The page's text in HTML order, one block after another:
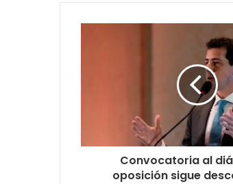
Convocatoria al
oposición sigue